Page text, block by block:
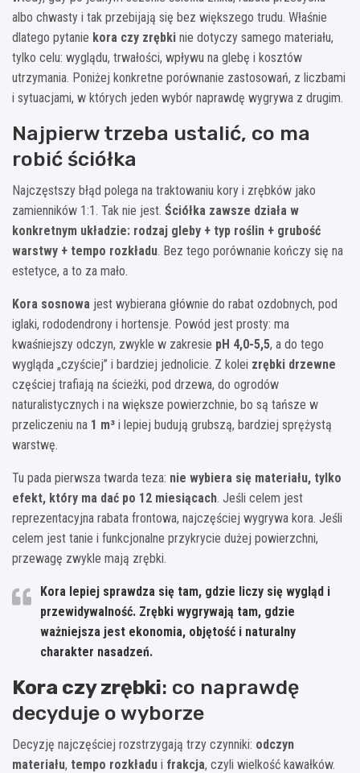
albo chwasty i tak przebijają się bez większego trudu. Właśnie
dlatego pytanie kora czy zrębki nie dotyczy samego materiału,
tylko celu: wyglądu, trwałości, wpływu na glebę i kosztów
utrzymania. Poniżej konkretne porównanie zastosowań, z liczbami
i sytuacjami, w których jeden wybór naprawdę wygrywa z drugim.
Najpierw trzeba ustalić, co ma
robić ściółka
Najczęstszy błąd polega na traktowaniu kory i zrębków jako
zamienników 1:1. Tak nie jest. Ściółka zawsze działa w
konkretnym układzie: rodzaj gleby + typ roślin + grubość
warstwy + tempo rozkładu. Bez tego porównanie kończy się na
estetyce, a to za mało.
Kora sosnowa jest wybierana głównie do rabat ozdobnych, pod
iglaki, rododendrony i hortensje. Powód jest prosty: ma
kwaśniejszy odczyn, zwykle w zakresie pH 4,0-5,5, a do tego
wygląda „czyściej” i bardziej jednolicie. Z kolei zrębki drzewne
częściej trafiają na ścieżki, pod drzewa, do ogrodów
naturalistycznych i na większe powierzchnie, bo są tańsze w
przeliczeniu na 1 m³ i lepiej budują grubszą, bardziej sprężystą
warstwę.
Tu pada pierwsza twarda teza: nie wybiera się materiału, tylko
efekt, który ma dać po 12 miesiącach. Jeśli celem jest
reprezentacyjna rabata frontowa, najczęściej wygrywa kora. Jeśli
celem jest tanie i funkcjonalne przykrycie dużej powierzchni,
przewagę zwykle mają zrębki.
Kora lepiej sprawdza się tam, gdzie liczy się wygląd i
przewidywalność. Zrębki wygrywają tam, gdzie
ważniejsza jest ekonomia, objętość i naturalny
charakter nasadzeń.
Kora czy zrębki: co naprawdę
decyduje o wyborze
Decyzję najczęściej rozstrzygają trzy czynniki: odczyn
materiału, tempo rozkładu i frakcja, czyli wielkość kawałków.